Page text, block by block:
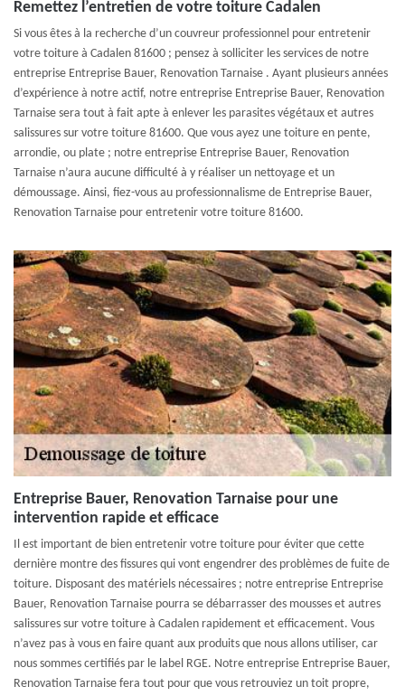
Remettez l’entretien de votre toiture Cadalen
Si vous êtes à la recherche d’un couvreur professionnel pour entretenir
votre toiture à Cadalen 81600 ; pensez à solliciter les services de notre
entreprise Entreprise Bauer, Renovation Tarnaise . Ayant plusieurs années
d’expérience à notre actif, notre entreprise Entreprise Bauer, Renovation
Tarnaise sera tout à fait apte à enlever les parasites végétaux et autres
salissures sur votre toiture 81600. Que vous ayez une toiture en pente,
arrondie, ou plate ; notre entreprise Entreprise Bauer, Renovation
Tarnaise n’aura aucune difficulté à y réaliser un nettoyage et un
démoussage. Ainsi, fiez-vous au professionnalisme de Entreprise Bauer,
Renovation Tarnaise pour entretenir votre toiture 81600.
Entreprise Bauer, Renovation Tarnaise pour une
intervention rapide et efficace
Il est important de bien entretenir votre toiture pour éviter que cette
dernière montre des fissures qui vont engendrer des problèmes de fuite de
toiture. Disposant des matériels nécessaires ; notre entreprise Entreprise
Bauer, Renovation Tarnaise pourra se débarrasser des mousses et autres
salissures sur votre toiture à Cadalen rapidement et efficacement. Vous
n’avez pas à vous en faire quant aux produits que nous allons utiliser, car
nous sommes certifiés par le label RGE. Notre entreprise Entreprise Bauer,
Renovation Tarnaise fera tout pour que vous retrouviez un toit propre,